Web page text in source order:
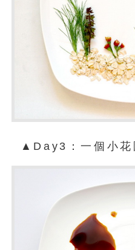
▲Day3：一個小花